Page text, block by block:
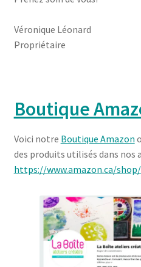
Véronique Léonard
Propriétaire
Boutique
Voici notre Boutique Amazon
des produits utilisés dans
https://www.amazon.ca/